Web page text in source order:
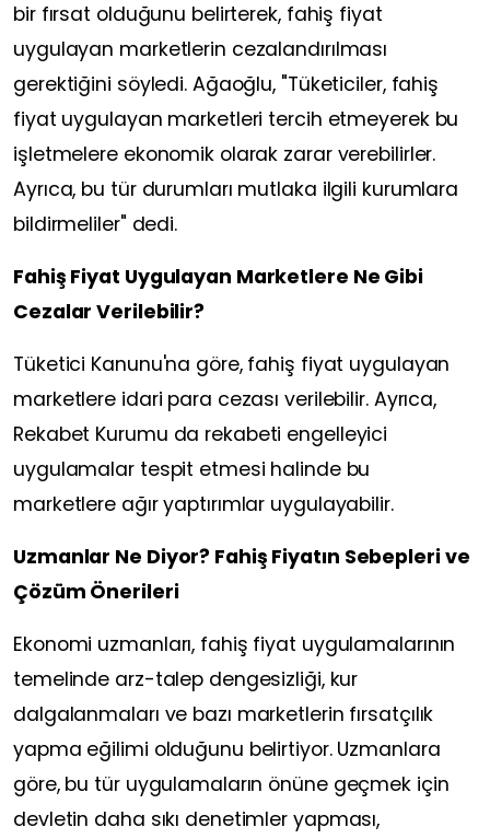
bir fırsat olduğunu belirterek, fahiş fiyat
uygulayan marketlerin cezalandırılması
gerektiğini söyledi. Ağaoğlu, "Tüketiciler, fahiş
fiyat uygulayan marketleri tercih etmeyerek bu
işletmelere ekonomik olarak zarar verebilirler.
Ayrıca, bu tür durumları mutlaka ilgili kurumlara
bildirmeliler" dedi.
Fahiş Fiyat Uygulayan Marketlere Ne Gibi
Cezalar Verilebilir?
Tüketici Kanunu'na göre, fahiş fiyat uygulayan
marketlere idari para cezası verilebilir. Ayrıca,
Rekabet Kurumu da rekabeti engelleyici
uygulamalar tespit etmesi halinde bu
marketlere ağır yaptırımlar uygulayabilir.
Uzmanlar Ne Diyor? Fahiş Fiyatın Sebepleri ve
Çözüm Önerileri
Ekonomi uzmanları, fahiş fiyat uygulamalarının
temelinde arz-talep dengesizliği, kur
dalgalanmaları ve bazı marketlerin fırsatçılık
yapma eğilimi olduğunu belirtiyor. Uzmanlara
göre, bu tür uygulamaların önüne geçmek için
devletin daha sıkı denetimler yapması,